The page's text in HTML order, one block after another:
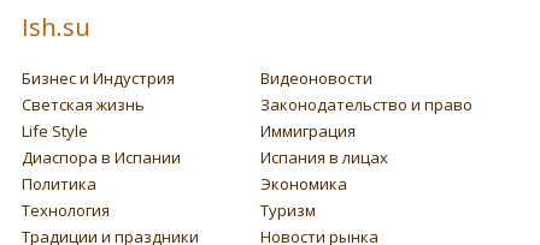
Ish.su
Бизнес и Индустрия
Видеоновости
Светская жизнь
Законодательство и право
Life Style
Иммиграция
Диаспора в Испании
Испания в лицах
Политика
Экономика
Технология
Туризм
Традиции и праздники
Новости рынка